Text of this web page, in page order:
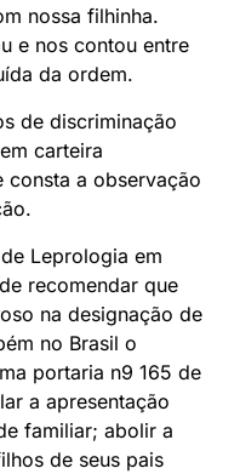
nossa filhinha.
e nos contou entre
da ordem.
de discriminação
carteira
a observação
Leprologia em
recomendar que
na designação de
no Brasil o
portaria n9 165 de
a apresentação
familiar; abolir a
de seus pais